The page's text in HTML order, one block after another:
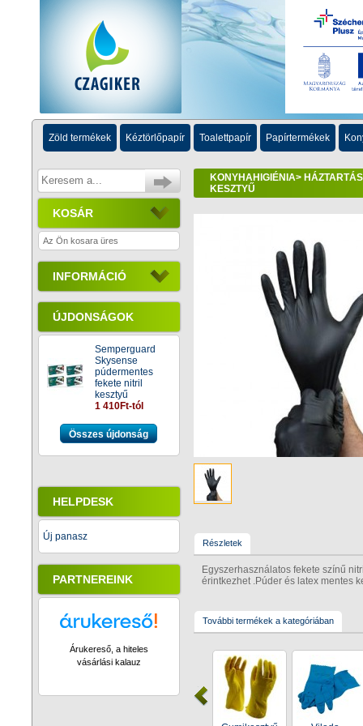
Zöld termékek Kéztörlőpapír Toalettpapír Papírtermékek
KOSÁR
Az Ön kosara üres
INFORMÁCIÓ
ÚJDONSÁGOK
Semperguard
Skysense
púdermentes
fekete nitril
kesztyű
1 410Ft-tól
Összes újdonság
HELPDESK
Új panasz
PARTNEREINK
Árukereső, a hiteles
vásárlási kalauz
KONYHAHIGIÉNIA>
KESZTYŰ
Részletek
Egyszerhasználatos fekete színű
érintkezhet .Púder és latex mentes
További termékek a kategóriában